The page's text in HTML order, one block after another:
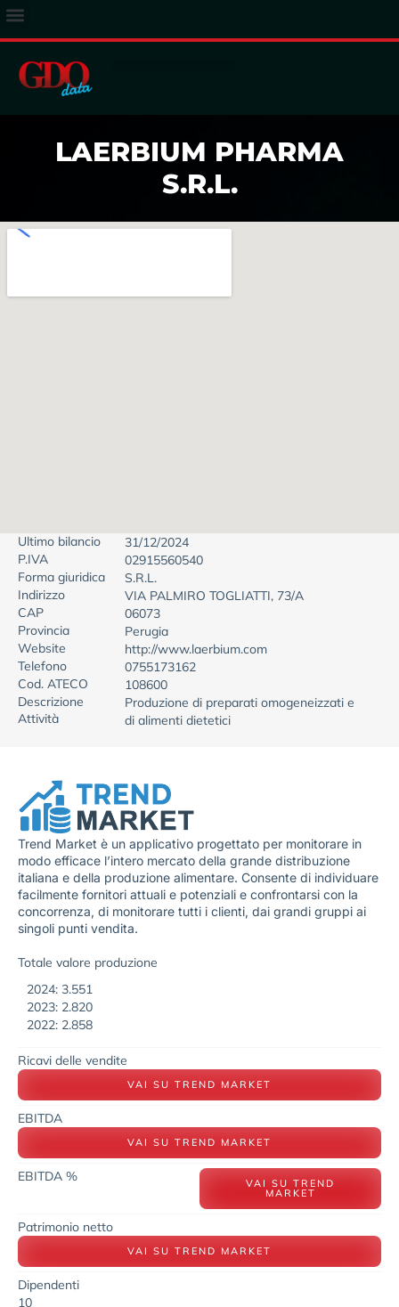
LAERBIUM PHARMA
S.R.L.
Ultimo bilancio
31/12/2024
P.IVA
02915560540
Forma giuridica
S.R.L.
Indirizzo
VIA PALMIRO TOGLIATTI, 73/A
CAP
06073
Provincia
Perugia
Website
http://www.laerbium.com
Telefono
0755173162
Cod. ATECO
108600
Descrizione
Attività
Produzione di preparati omogeneizzati e
di alimenti dietetici
Trend Market è un applicativo progettato per monitorare in
modo efficace l’intero mercato della grande distribuzione
italiana e della produzione alimentare. Consente di individuare
facilmente fornitori attuali e potenziali e confrontarsi con la
concorrenza, di monitorare tutti i clienti, dai grandi gruppi ai
singoli punti vendita.
Totale valore produzione
2024: 3.551
2023: 2.820
2022: 2.858
Ricavi delle vendite
VAI SU TREND MARKET
EBITDA
VAI SU TREND MARKET
EBITDA % VAI SU TREND
MARKET
Patrimonio netto
VAI SU TREND MARKET
Dipendenti
10